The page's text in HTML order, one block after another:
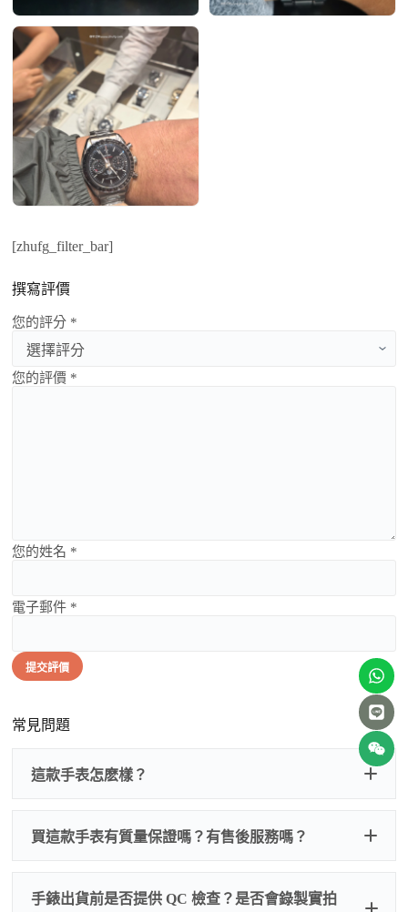
[zhufg_filter_bar]
撰寫評價
您的評分 *
您的評價 *
您的姓名 *
電子郵件 *
提交評價
常見問題
這款手表怎麽樣？
買這款手表有質量保證嗎？有售後服務嗎？
手錶出貨前是否提供 QC 檢查？是否會錄製實拍